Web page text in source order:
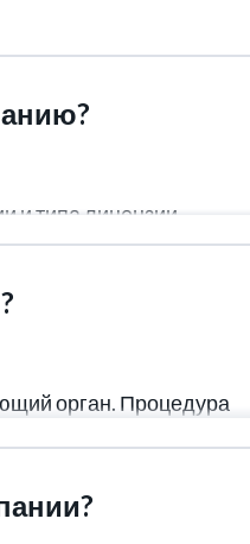
и типа лицензии.
орган. Процедура